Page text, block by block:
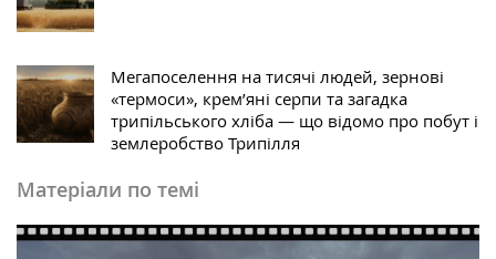
Мегапоселення на тисячі людей, зернові
«термоси», крем’яні серпи та загадка
трипільського хліба — що відомо про побут і
землеробство Трипілля
Матеріали по темі